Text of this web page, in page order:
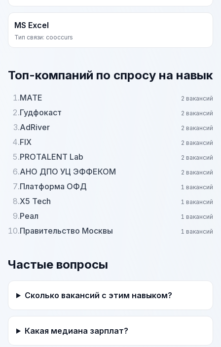
MS Excel
Тип связи: cooccurs
Топ-компаний по спросу на навык
1.MATE 2 вакансий
2.Гудфокаст 2 вакансий
3.AdRiver 2 вакансий
4.FIX 2 вакансий
5.PROTALENT Lab 2 вакансий
6.АНО ДПО УЦ ЭФФЕКОМ 2 вакансий
7.Платформа ОФД 1 вакансий
8.X5 Tech 1 вакансий
9.Реал 1 вакансий
10.Правительство Москвы 1 вакансий
Частые вопросы
Сколько вакансий с этим навыком?
Какая медиана зарплат?